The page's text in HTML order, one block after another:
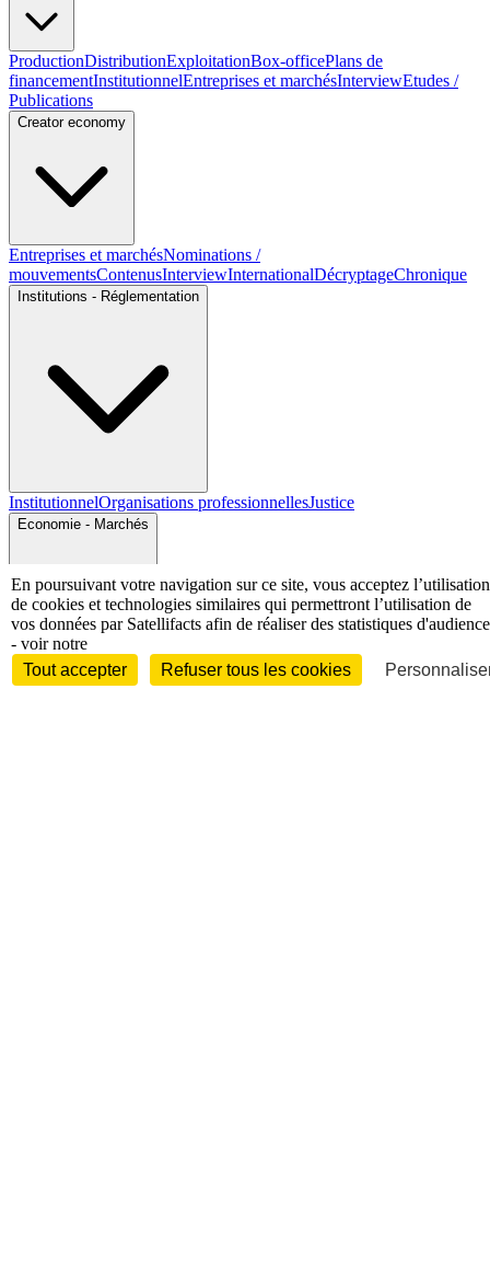
ProductionDistributionExploitationBox-officePlans de
financementInstitutionnelEntreprises et marchésInterviewEtudes /
Publications
Creator economy
Entreprises et marchésNominations /
mouvementsContenusInterviewInternationalDécryptageChronique
Institutions - Réglementation
InstitutionnelOrganisations professionnellesJustice
Economie - Marchés
Entreprises et marchésTélécomsTechnologiesIndustries
En poursuivant votre navigation sur ce site, vous acceptez l’utilisation
de cookies et technologies similaires qui permettront l’utilisation de
vos données par Satellifacts afin de réaliser des statistiques d'audience
- voir notre
Tout accepter
Refuser tous les cookies